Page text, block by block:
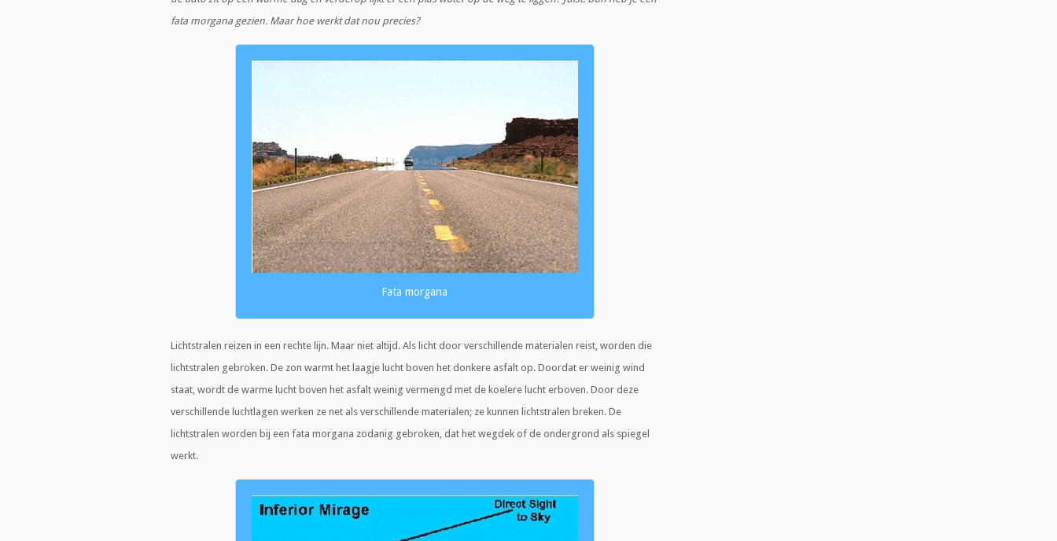
fata morgana gezien. Maar hoe werkt dat nou precies?
Fata morgana
Lichtstralen reizen in een rechte lijn. Maar niet altijd. Als licht door verschillende materialen reist, worden die
lichtstralen gebroken. De zon warmt het laagje lucht boven het donkere asfalt op. Doordat er weinig wind
staat, wordt de warme lucht boven het asfalt weinig vermengd met de koelere lucht erboven. Door deze
verschillende luchtlagen werken ze net als verschillende materialen; ze kunnen lichtstralen breken. De
lichtstralen worden bij een fata morgana zodanig gebroken, dat het wegdek of de ondergrond als spiegel
werkt.